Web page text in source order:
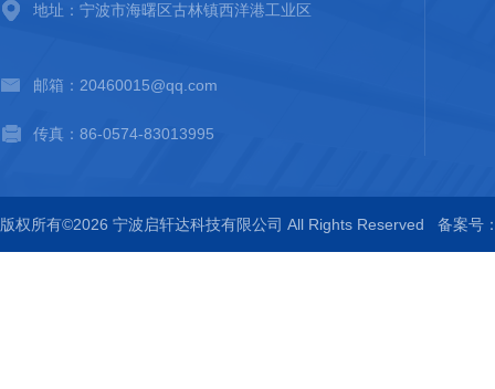
地址：宁波市海曙区古林镇西洋港工业区
邮箱：20460015@qq.com
传真：86-0574-83013995
版权所有©2026 宁波启轩达科技有限公司 All Rights Reserved 备案号